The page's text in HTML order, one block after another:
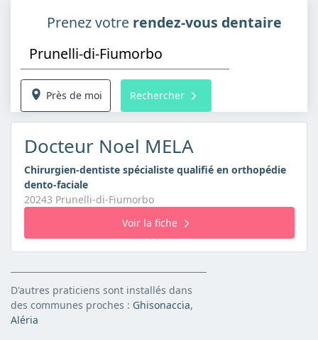
Prenez votre rendez-vous dentaire
Près de moi Rechercher
Docteur Noel MELA
Chirurgien-dentiste spécialiste qualifié en orthopédie
dento-faciale
20243 Prunelli-di-Fiumorbo
Voir la fiche
D'autres praticiens sont installés dans
des communes proches : Ghisonaccia,
Aléria